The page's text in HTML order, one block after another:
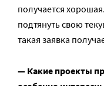
получается
подтянуть свою
такая заявка
— Какие проекты